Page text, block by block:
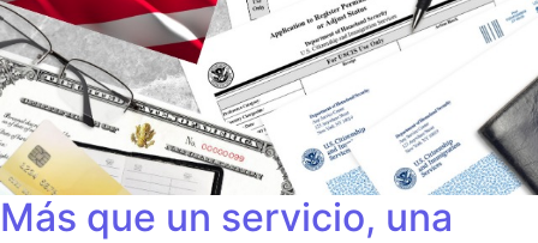
Más que un servicio, una